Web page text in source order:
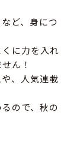
ど、身につ
に力を入れ
ん！
、人気連載
ので、秋の